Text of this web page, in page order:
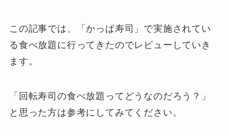
この記事では、「かっぱ寿司」で実施されてい
る食べ放題に行ってきたのでレビューしていき
ます。
「回転寿司の食べ放題ってどうなのだろう？」
と思った方は参考にしてみてください。